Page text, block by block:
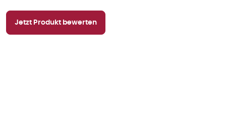
Jetzt Produkt bewerten